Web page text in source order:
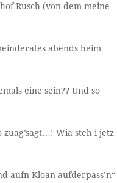
Rusch (von dem meine
abends heim
eine sein?? Und so
Wia steh i jetz
aufn Kloan aufderpass’n“